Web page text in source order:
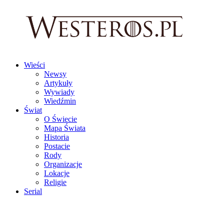
Wieści
Newsy
Artykuły
Wywiady
Wiedźmin
Świat
O Świecie
Mapa Świata
Historia
Postacie
Rody
Organizacje
Lokacje
Religie
Serial